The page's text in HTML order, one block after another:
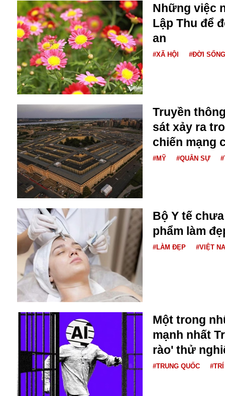
Bão tuyết
Bệnh viện
Bản quyền
Bảo tàng
Blockchain
Bộ Ngoại giao
Bình Dương
Biển Đen
Bình Định
Bulgaria
Biến chủng
Baikal
Bakhmut
Bulagria
Crimea
Chính trị
Công nghệ
Chuyện hay
Chuyện lạ
Cuộc sống quanh ta
Casino
Chiến tranh thương mại
Chi hội phụ nữ TTTM Mátxcơva
Chính trị Nga
Chợ Vòm
Cảnh sát
Cấm bay
Cao tốc
Canada
Những việc
Lập Thu để
an
#XÃ HỘI #ĐỜI SỐNG
Truyền
sát xảy ra
chiến mạng
#MỸ #QUÂN SỰ
Bộ Y tế
phẩm làm
#LÀM ĐẸP #VIỆT
Một trong
mạnh nhất
rào' thử
#TRUNG QUỐC